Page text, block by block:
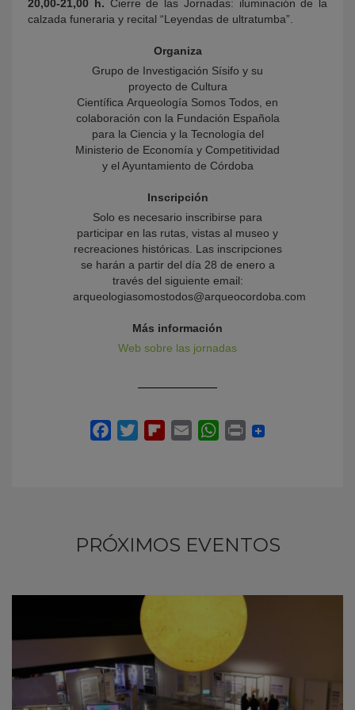
20,00-21,00 h. Cierre de las Jornadas: iluminación de la
calzada funeraria y recital “Leyendas de ultratumba”.
Organiza
Grupo de Investigación Sísifo y su
proyecto de Cultura
Científica Arqueología Somos Todos, en
colaboración con la Fundación Española
para la Ciencia y la Tecnología del
Ministerio de Economía y Competitividad
y el Ayuntamiento de Córdoba
Inscripción
Solo es necesario inscribirse para
participar en las rutas, vistas al museo y
recreaciones históricas. Las inscripciones
se harán a partir del día 28 de enero a
través del siguiente email:
arqueologiasomostodos@arqueocordoba.com
Más información
Web sobre las jornadas
PRÓXIMOS EVENTOS